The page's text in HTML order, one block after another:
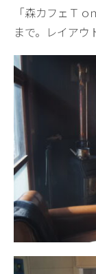
「森カフェＴ
まで。レイアウ